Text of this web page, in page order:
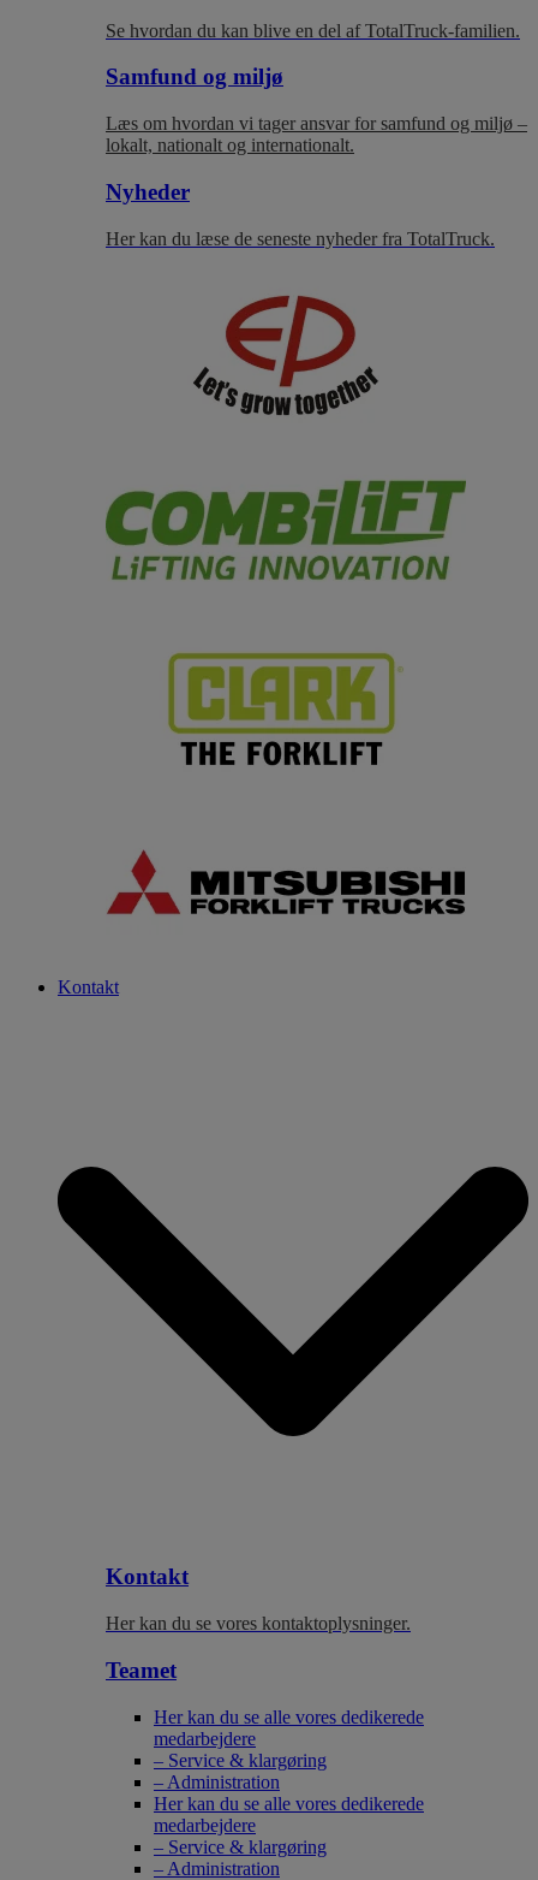
Se hvordan du kan blive en del af TotalTruck-familien.
Samfund og miljø
Læs om hvordan vi tager ansvar for samfund og miljø –
lokalt, nationalt og internationalt.
Nyheder
Her kan du læse de seneste nyheder fra TotalTruck.
Kontakt
Kontakt
Her kan du se vores kontaktoplysninger.
Teamet
Her kan du se alle vores dedikerede
medarbejdere
– Service & klargøring
– Administration
Her kan du se alle vores dedikerede
medarbejdere
– Service & klargøring
– Administration